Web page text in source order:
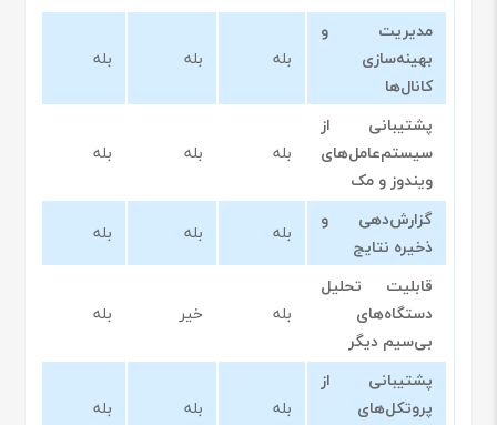
مدیریت و
بهینه‌سازی
کانال‌ها
بله بله بله
پشتیبانی از
سیستم‌عامل‌های
ویندوز و مک
بله بله بله
گزارش‌دهی و
ذخیره نتایج
بله بله بله
قابلیت تحلیل
دستگاه‌های
بی‌سیم دیگر
بله خیر بله
پشتیبانی از
پروتکل‌های
بله بله بله